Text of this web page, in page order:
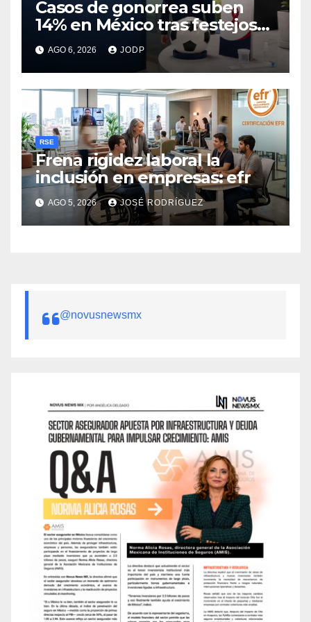
Casos de gonorrea suben
14% en México tras festejos
futboleros: Fundación MSI
AGO 6, 2026 JODP
RSE
Frena rigidez laboral la
inclusión en empresas: efr
AGO 5, 2026 JOSÉ RODRÍGUEZ
@novusnewsmx